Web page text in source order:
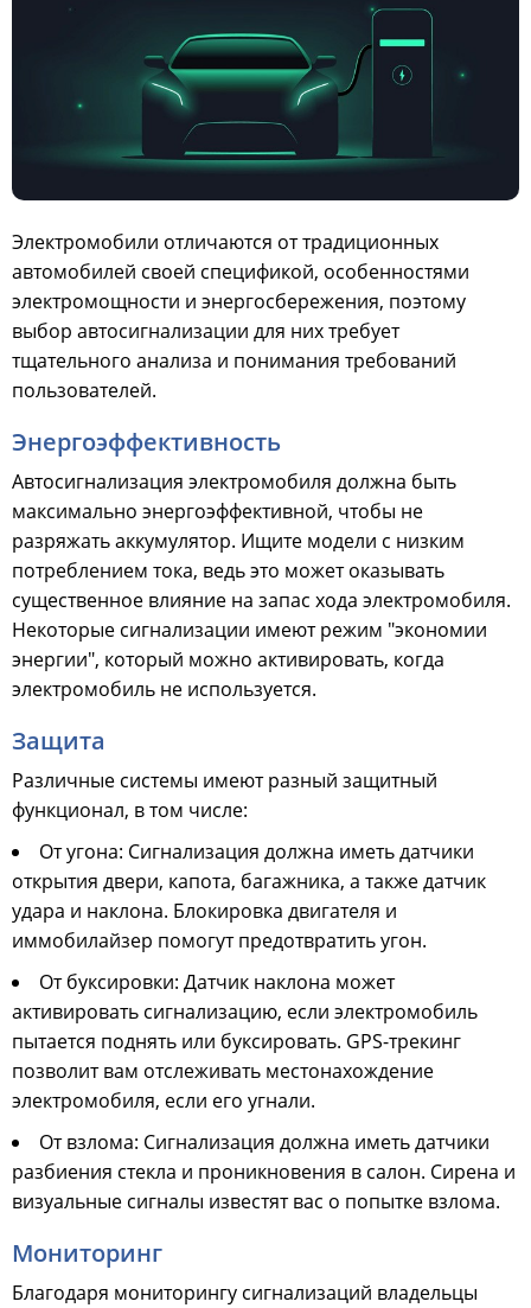
Электромобили отличаются от традиционных
автомобилей своей спецификой, особенностями
электромощности и энергосбережения, поэтому
выбор автосигнализации для них требует
тщательного анализа и понимания требований
пользователей.
Энергоэффективность
Автосигнализация электромобиля должна быть
максимально энергоэффективной, чтобы не
разряжать аккумулятор. Ищите модели с низким
потреблением тока, ведь это может оказывать
существенное влияние на запас хода электромобиля.
Некоторые сигнализации имеют режим "экономии
энергии", который можно активировать, когда
электромобиль не используется.
Защита
Различные системы имеют разный защитный
функционал, в том числе:
От угона: Сигнализация должна иметь датчики
открытия двери, капота, багажника, а также датчик
удара и наклона. Блокировка двигателя и
иммобилайзер помогут предотвратить угон.
От буксировки: Датчик наклона может
активировать сигнализацию, если электромобиль
пытается поднять или буксировать. GPS-трекинг
позволит вам отслеживать местонахождение
электромобиля, если его угнали.
От взлома: Сигнализация должна иметь датчики
разбиения стекла и проникновения в салон. Сирена и
визуальные сигналы известят вас о попытке взлома.
Мониторинг
Благодаря мониторингу сигнализаций владельцы